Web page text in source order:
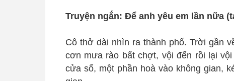
Truyện ngắn: Để anh yêu em lần nữa
Cô thở dài nhìn ra thành phố. Trời gần
cơn mưa rào bất chợt, vội đến rồi lại
cửa sổ, một phần hoà vào không gian,